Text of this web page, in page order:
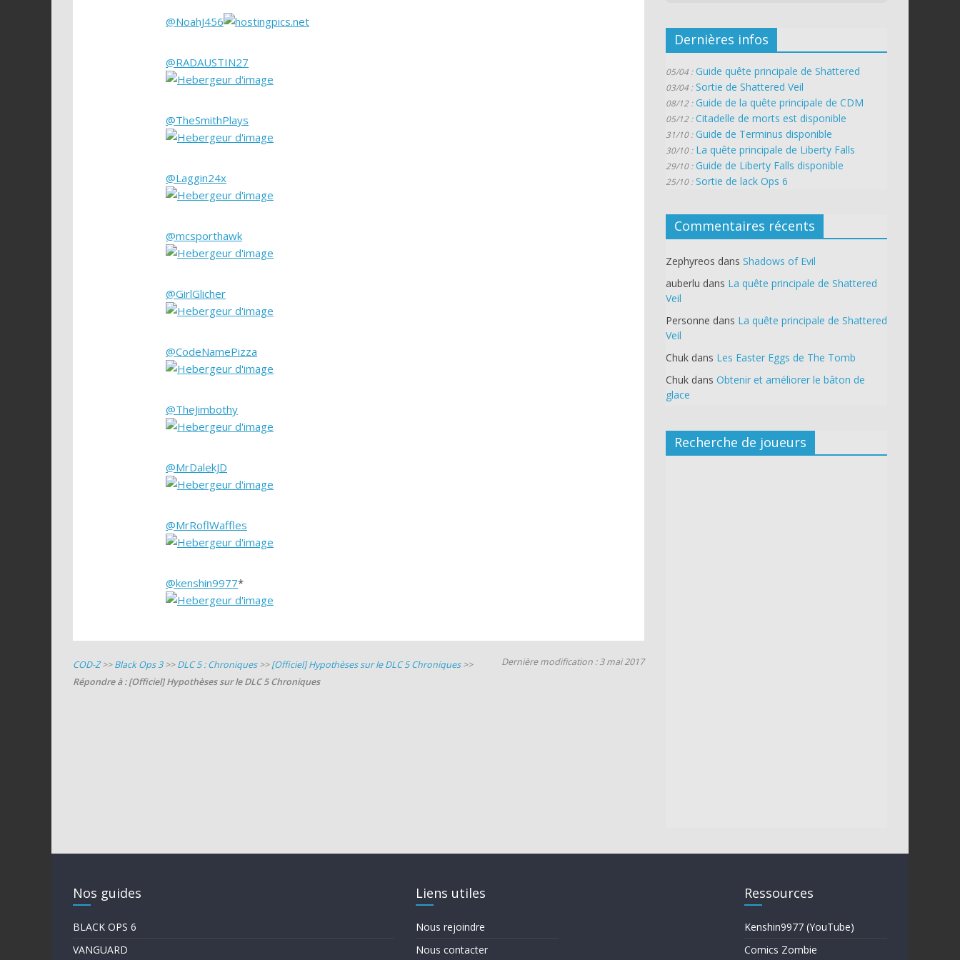
@NoahJ456
@RADAUSTIN27
@TheSmithPlays
@Laggin24x
@mcsporthawk
@GirlGlicher
@CodeNamePizza
@TheJimbothy
@MrDalekJD
@MrRoflWaffles
@kenshin9977*
Dernière modification : 3 mai 2017
COD-Z>>Black Ops 3>>DLC 5 : Chroniques>>[Officiel] Hypothèses sur le DLC 5 Chroniques>>
Répondre à : [Officiel] Hypothèses sur le DLC 5 Chroniques
Dernières infos
05/04 : Guide quête principale de Shattered
03/04 : Sortie de Shattered Veil
08/12 : Guide de la quête principale de CDM
05/12 : Citadelle de morts est disponible
31/10 : Guide de Terminus disponible
30/10 : La quête principale de Liberty Falls
29/10 : Guide de Liberty Falls disponible
25/10 : Sortie de lack Ops 6
Commentaires récents
Zephyreos dans Shadows of Evil
auberlu dans La quête principale de Shattered
Veil
Personne dans La quête principale de Shattered
Veil
Chuk dans Les Easter Eggs de The Tomb
Chuk dans Obtenir et améliorer le bâton de
glace
Recherche de joueurs
Nos guides
BLACK OPS 6
VANGUARD
Liens utiles
Nous rejoindre
Nous contacter
Ressources
Kenshin9977 (YouTube)
Comics Zombie